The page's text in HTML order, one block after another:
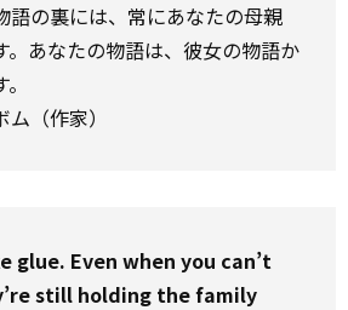
語の裏には、常にあなたの母親
。あなたの物語は、彼女の物語か
（作家）
glue. Even when you can’t
still holding the family